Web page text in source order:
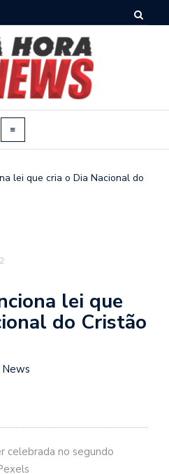
lei que cria o Dia Nacional do
lei que
do Cristão
celebrada no segundo